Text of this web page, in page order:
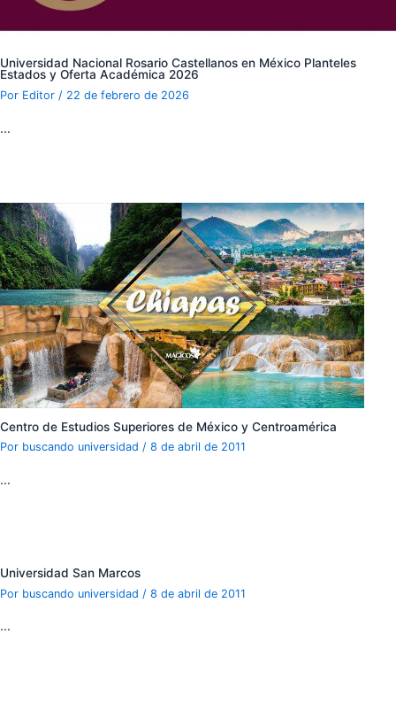
Universidad Nacional Rosario Castellanos en México Planteles
Estados y Oferta Académica 2026
Por Editor / 22 de febrero de 2026
…
Centro de Estudios Superiores de México y Centroamérica
Por buscando universidad / 8 de abril de 2011
…
Universidad San Marcos
Por buscando universidad / 8 de abril de 2011
…